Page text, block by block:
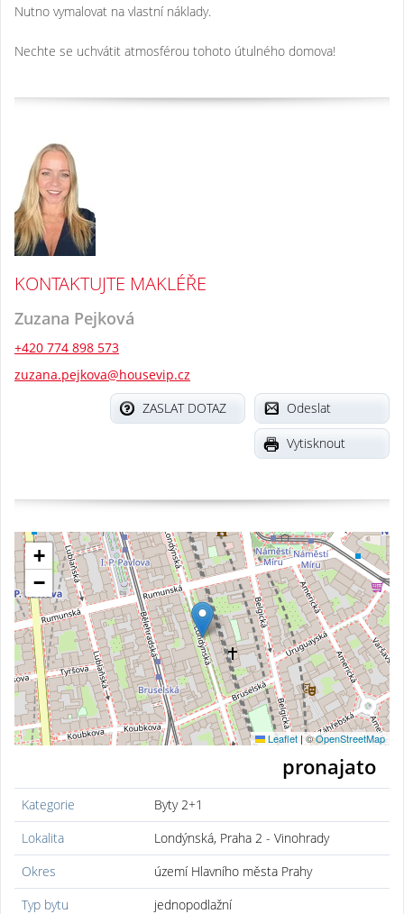
Nutno vymalovat na vlastní náklady.
Nechte se uchvátit atmosférou tohoto útulného domova!
KONTAKTUJTE MAKLÉŘE
Zuzana Pejková
+420 774 898 573
zuzana.pejkova@housevip.cz
Odeslat
ZASLAT DOTAZ
Vytisknout
+
−
Leaflet |©OpenStreetMap
pronajato
Kategorie
Byty 2+1
Lokalita
Londýnská, Praha 2 - Vinohrady
Okres
území Hlavního města Prahy
Typ bytu
jednopodlažní